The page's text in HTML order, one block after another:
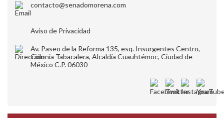
contacto@senadomorena.com
Aviso de Privacidad
Av. Paseo de la Reforma 135, esq. Insurgentes Centro,
Colonia Tabacalera, Alcaldía Cuauhtémoc, Ciudad de
México C.P. 06030